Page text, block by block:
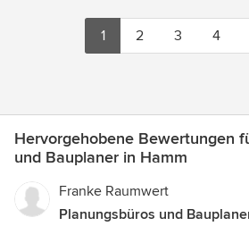
1 2 3 4
Hervorgehobene Bewertungen
und Bauplaner in Hamm
Franke Raumwert
Planungsbüros und